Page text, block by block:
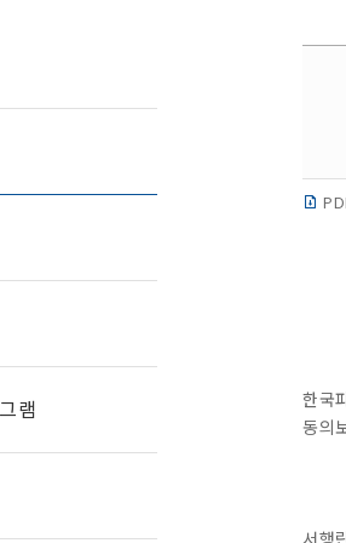
램
한국
동의